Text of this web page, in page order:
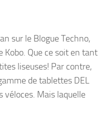
sur le Blogue Techno,
Kobo. Que ce soit en tant
liseuses! Par contre,
de tablettes DEL
véloces. Mais laquelle